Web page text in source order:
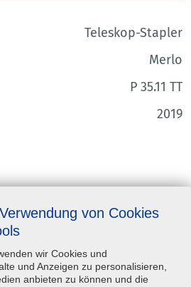
Teleskop-Stapler
Merlo
P 35.11 TT
2019
Ernst-Morsch-Straße 8, 31137
Hildesheim
von Cookies
wir Cookies und
und Anzeigen zu personalisieren,
anbieten zu können und die